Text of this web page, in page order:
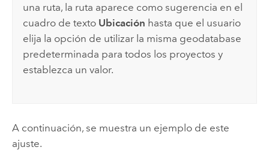
una ruta, la ruta aparece como sugerencia en el
cuadro de texto Ubicación hasta que el usuario
elija la opción de utilizar la misma geodatabase
predeterminada para todos los proyectos y
establezca un valor.
A continuación, se muestra un ejemplo de este
ajuste.